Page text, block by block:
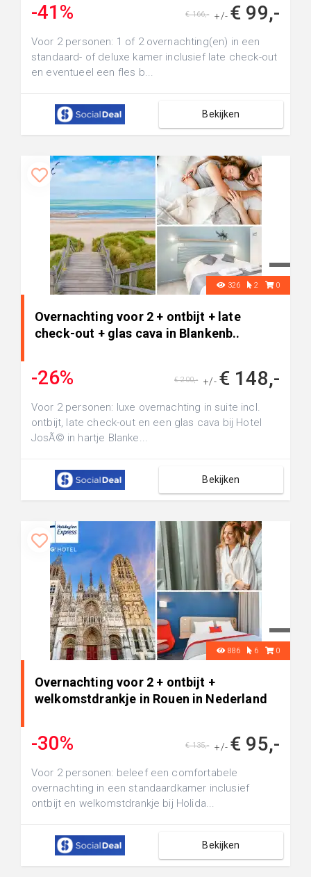
-41% +/- € 99,-
€ 166,-
Voor 2 personen: 1 of 2 overnachting(en) in een
standaard- of deluxe kamer inclusief late check-out
en eventueel een fles b...
Bekijken
326 2 0
Overnachting voor 2 + ontbijt + late
check-out + glas cava in Blankenb..
-26% +/- € 148,-
€ 200,-
Voor 2 personen: luxe overnachting in suite incl.
ontbijt, late check-out en een glas cava bij Hotel
JosÃ© in hartje Blanke...
Bekijken
886 6 0
Overnachting voor 2 + ontbijt +
welkomstdrankje in Rouen in Nederland
-30% +/- € 95,-
€ 135,-
Voor 2 personen: beleef een comfortabele
overnachting in een standaardkamer inclusief
ontbijt en welkomstdrankje bij Holida...
Bekijken